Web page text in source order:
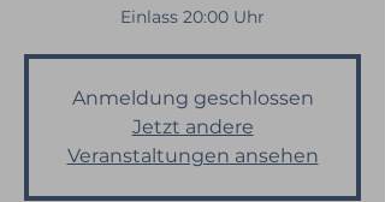
Einlass 20:00 Uhr
Anmeldung geschlossen
Jetzt andere
Veranstaltungen ansehen